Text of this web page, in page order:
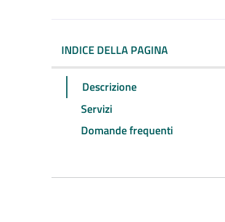
INDICE DELLA PAGINA
Descrizione
Servizi
Domande frequenti